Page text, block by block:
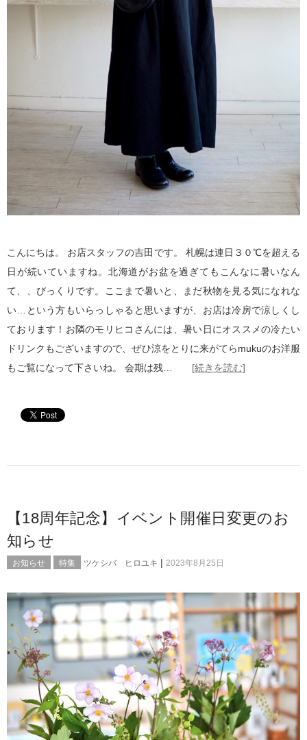
こんにちは。 お店スタッフの吉田です。 札幌は連日３０℃を超える
日が続いていますね。北海道がお盆を過ぎてもこんなに暑いなん
て、、びっくりです。ここまで暑いと、まだ秋物を見る気になれな
い…という方もいらっしゃると思いますが、お店は冷房で涼しくし
ております！お隣のモリヒコさんには、暑い日にオススメの冷たい
ドリンクもございますので、ぜひ涼をとりに来がてらmukuのお洋服
もご覧になって下さいね。 会期は残… [続きを読む]
【18周年記念】イベント開催日変更のお
知らせ
お知らせ 特集 ツケシバ ヒロユキ | 2023年8月25日